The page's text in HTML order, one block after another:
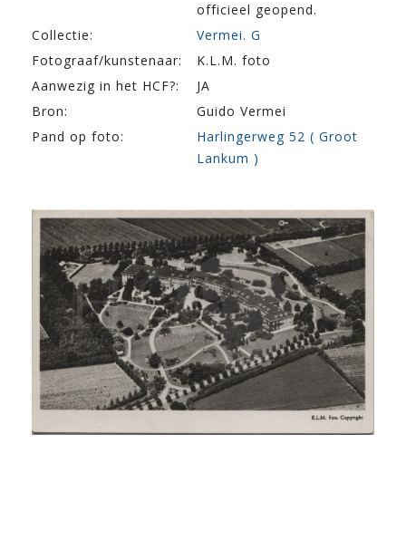
officieel geopend.
Collectie:
Vermei. G
Fotograaf/kunstenaar:
K.L.M. foto
Aanwezig in het HCF?:
JA
Bron:
Guido Vermei
Pand op foto:
Harlingerweg 52 ( Groot
Lankum )